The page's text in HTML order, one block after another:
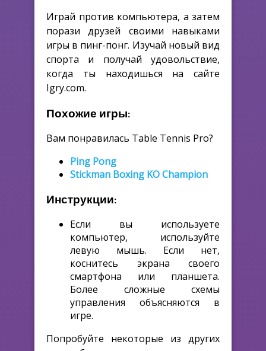
Играй против компьютера, а затем
порази друзей своими навыками
игры в пинг-понг. Изучай новый вид
спорта и получай удовольствие,
когда ты находишься на сайте
Igry.com.
Похожие игры:
Вам понравилась Table Tennis Pro?
Ping Pong
Stickman Boxing KO Champion
Инструкции:
Если вы используете
компьютер, используйте
левую мышь. Если нет,
коснитесь экрана своего
смартфона или планшета.
Более сложные схемы
управления объясняются в
игре.
Попробуйте некоторые из других